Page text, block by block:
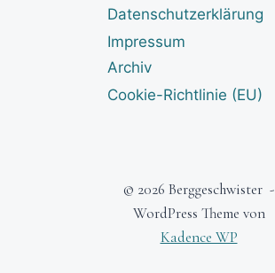
Datenschutzerklärung
Impressum
Archiv
Cookie-Richtlinie (EU)
© 2026 Berggeschwister -
WordPress Theme von
Kadence WP